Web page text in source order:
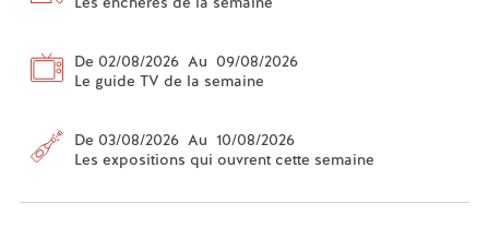
De 02/08/2026 Au 09/08/2026
Le guide TV de la semaine
De 03/08/2026 Au 10/08/2026
Les expositions qui ouvrent cette semaine